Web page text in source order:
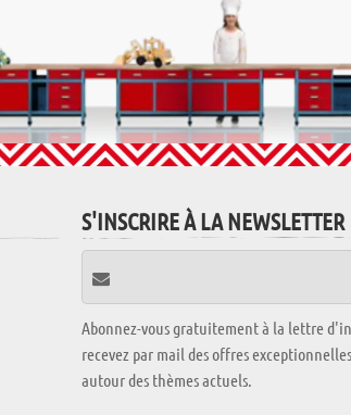
S'INSCRIRE À LA NEWSLETTER
Abonnez-vous gratuitement à la lettre
recevez par mail des offres
autour des thèmes actuels.